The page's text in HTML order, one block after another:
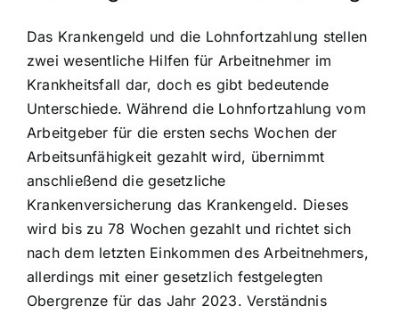
Das Krankengeld und die Lohnfortzahlung stellen
zwei wesentliche Hilfen für Arbeitnehmer im
Krankheitsfall dar, doch es gibt bedeutende
Unterschiede. Während die Lohnfortzahlung vom
Arbeitgeber für die ersten sechs Wochen der
Arbeitsunfähigkeit gezahlt wird, übernimmt
anschließend die gesetzliche
Krankenversicherung das Krankengeld. Dieses
wird bis zu 78 Wochen gezahlt und richtet sich
nach dem letzten Einkommen des Arbeitnehmers,
allerdings mit einer gesetzlich festgelegten
Obergrenze für das Jahr 2023. Verständnis